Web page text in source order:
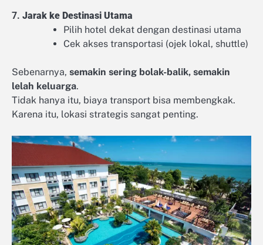
7. Jarak ke Destinasi Utama
Pilih hotel dekat dengan destinasi utama
Cek akses transportasi (ojek lokal, shuttle)
Sebenarnya, semakin sering bolak-balik, semakin
lelah keluarga.
Tidak hanya itu, biaya transport bisa membengkak.
Karena itu, lokasi strategis sangat penting.